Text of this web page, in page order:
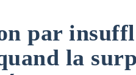
par
la